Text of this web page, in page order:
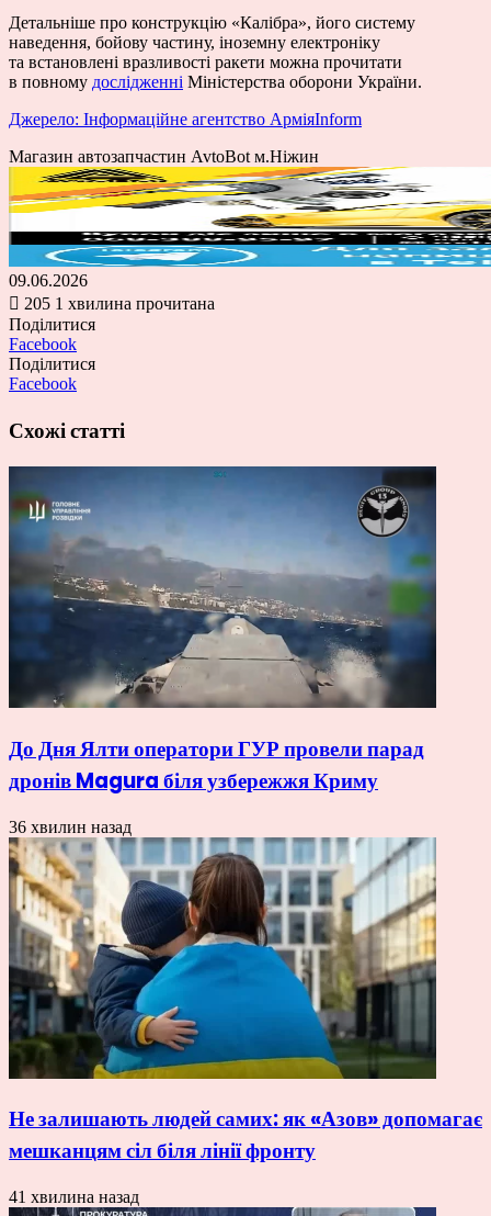
Детальніше про конструкцію «Калібра», його систему
наведення, бойову частину, іноземну електроніку
та встановлені вразливості ракети можна прочитати
в повному дослідженні Міністерства оборони України.
Джерело: Інформаційне агентство АрміяInform
Магазин автозапчастин AvtoBot м.Ніжин
09.06.2026
205 1 хвилина прочитана
Поділитися
Facebook
Поділитися
Facebook
Схожі статті
До Дня Ялти оператори ГУР провели парад
дронів Magura біля узбережжя Криму
36 хвилин назад
Не залишають людей самих: як «Азов» допомагає
мешканцям сіл біля лінії фронту
41 хвилина назад